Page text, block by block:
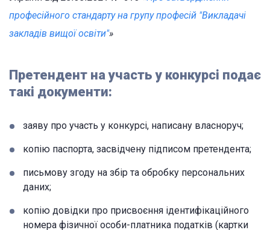
професійного стандарту на групу професій "Викладачі
закладів вищої освіти"»
Претендент на участь у конкурсі подає
такі документи:
заяву про участь у конкурсі, написану власноруч;
копію паспорта, засвідчену підписом претендента;
письмову згоду на збір та обробку персональних
даних;
копію довідки про присвоєння ідентифікаційного
номера фізичної особи-платника податків (картки